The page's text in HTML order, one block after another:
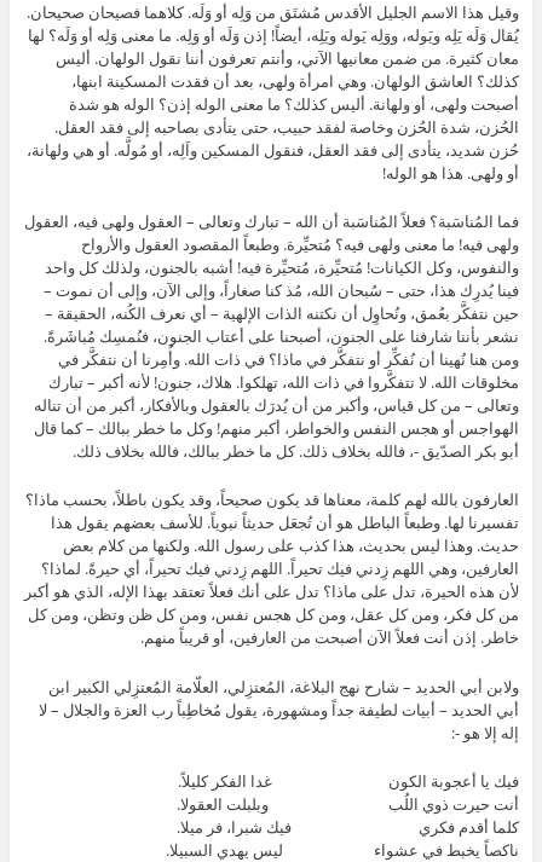
وقيل هذا الاسم الجليل الأقدس مُشتَق من وَلِه أو وَلَه. كلاهما فصيحان صحيحان.
يُقال وَلَه يَلِه ويَوله، ووَلِه يَوله ويَلِه، أيضاً! إذن وَلَه أو وَلِه. ما معنى وَلِه أو وَلَه؟ لها
معان كثيرة. من ضمن معانيها الآتي، وأنتم تعرفون أننا نقول الولهان. أليس
كذلك؟ العاشق الولهان. وهي امرأة ولهى، بعد أن فقدت المسكينة ابنها،
أصبحت ولهى، أو ولهانة. أليس كذلك؟ ما معنى الوله إذن؟ الوله هو شدة
الحُزن، شدة الحُزن وخاصة لفقد حبيب، حتى يتأدى بصاحبه إلى فقد العقل.
حُزن شديد، يتأدى إلى فقد العقل، فنقول المسكين واَلِه، أو مُولَّه. أو هي ولهانة،
أو ولهى. هذا هو الوله!
فما المُناسَبة؟ فعلاً المُناسَبة أن الله – تبارك وتعالى – العقول ولهى فيه، العقول
ولهى فيه! ما معنى ولهى فيه؟ مُتحيِّرة. وطبعاً المقصود العقول والأرواح
والنفوس، وكل الكيانات! مُتحيِّرة، مُتحيِّرة فيه! أشبه بالجنون، ولذلك كل واحد
فينا يُدرِك هذا، حتى – سُبحان الله، مُذ كنا صغاراً، وإلى الآن، وإلى أن نموت –
حين نتفكَّر بعُمق، ونُحاوِل أن نكتنه الذات الإلهية – أي نعرف الكُنه، الحقيقة –
نشعر بأننا شارفنا على الجنون، أصبحنا على أعتاب الجنون، فنُمسِك مُباشَرةً.
ومن هنا نُهينا أن نُفكِّر أو نتفكَّر في ماذا؟ في ذات الله. وأُمِرنا أن نتفكَّر في
مخلوقات الله. لا تتفكَّروا في ذات الله، تهلكوا. هلاك، جنون! لأنه أكبر – تبارك
وتعالى – من كل قياس، وأكبر من أن يُدرَك بالعقول وبالأفكار، أكبر من أن تناله
الهواجس أو هجس النفس والخواطر، أكبر منهم! وكل ما خطر ببالك – كما قال
أبو بكر الصدّيق -، فالله بخلاف ذلك. كل ما خطر ببالك، فالله بخلاف ذلك.
العارفون بالله لهم كلمة، معناها قد يكون صحيحاً، وقد يكون باطلاً، بحسب ماذا؟
تفسيرنا لها. وطبعاً الباطل هو أن تُجعَل حديثاً نبوياً. للأسف بعضهم يقول هذا
حديث. وهذا ليس بحديث، هذا كذب على رسول الله. ولكنها من كلام بعض
العارفين، وهي اللهم زِدني فيك تحيراً. اللهم زِدني فيك تحيراً، أي حيرةً. لماذا؟
لأن هذه الحيرة، تدل على ماذا؟ تدل على أنك فعلاً تعتقد بهذا الإله، الذي هو أكبر
من كل فكر، ومن كل عقل، ومن كل هجس نفس، ومن كل ظن وتظن، ومن كل
خاطر. إذن أنت فعلاً الآن أصبحت من العارفين، أو قريباً منهم.
ولابن أبي الحديد – شارح نهج البلاغة، المُعتزِلي، العلّامة المُعتزِلي الكبير ابن
أبي الحديد – أبيات لطيفة جداً ومشهورة، يقول مُخاطِباً رب العزة والجلال – لا
إله إلا هو -:
فيك يا أعجوبة الكون غدا الفكر كليلاً.
أنت حيرت ذوي اللُب وبلبلت العقولا.
كلما أقدم فكري فيك شبرا، فر ميلا.
ناكصاً يخبط في عشواء ليس يهدي السبيلا.